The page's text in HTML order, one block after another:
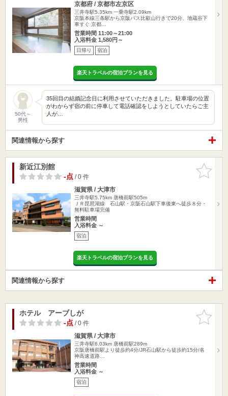
京都府 / 京都市左京区
三井寺駅5.35km 一乗寺駅2.09km
京阪本線三条駅から京阪バス比叡山行きで20分、地蔵谷下
車すぐ 京都…
営業時間 11:00～21:00
入浴料金 1,580円～
日帰り 宿泊
楽天トラベルの宿泊プランを見る
50代～
男性
35回目の結婚記念日に利用させていただきました。駐車場の位置
がわからず宿の前に停車して電話確認をしようとしていたらご主
人が…
関連情報から探す
お気に入
りに追加
新近江別館
-点/ 0 件
滋賀県 / 大津市
三井寺駅5.75km 唐橋前駅505m
ＪＲ琵琶湖線 石山駅・京阪石山駅下車後東へ徒歩８分・
無料駐車場完備
営業時間
入浴料金 ～
宿泊
楽天トラベルの宿泊プランを見る
関連情報から探す
お気に入
りに追加
ホテル アーブしが
-点/ 0 件
滋賀県 / 大津市
三井寺駅6.03km 唐橋前駅289m
京阪唐橋前駅より徒歩約4分/JR石山駅から徒歩約15分/名
神高速道路…
営業時間
入浴料金 ～
宿泊